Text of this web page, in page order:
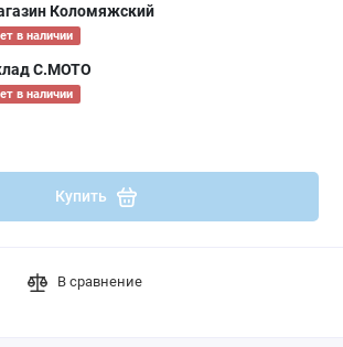
Коломяжский
в наличии
С.МОТО
в наличии
Купить
В сравнение